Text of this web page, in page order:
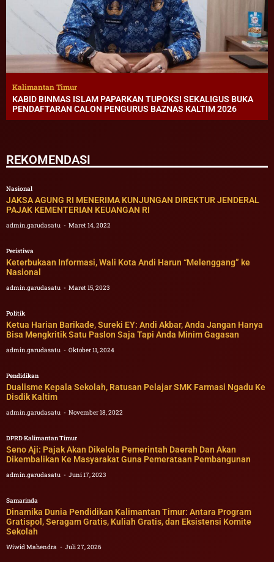
Kalimantan Timur
KABID BINMAS ISLAM PAPARKAN TUPOKSI SEKALIGUS BUKA
PENDAFTARAN CALON PENGURUS BAZNAS KALTIM 2026
REKOMENDASI
Nasional
JAKSA AGUNG RI MENERIMA KUNJUNGAN DIREKTUR JENDERAL
PAJAK KEMENTERIAN KEUANGAN RI
admin.garudasatu Maret 14, 2022
Peristiwa
Keterbukaan Informasi, Wali Kota Andi Harun “Melenggang” ke
Nasional
admin.garudasatu Maret 15, 2023
Politik
Ketua Harian Barikade, Sureki EY: Andi Akbar, Anda Jangan Hanya
Bisa Mengkritik Satu Paslon Saja Tapi Anda Minim Gagasan
admin.garudasatu Oktober 11, 2024
Pendidikan
Dualisme Kepala Sekolah, Ratusan Pelajar SMK Farmasi Ngadu Ke
Disdik Kaltim
admin.garudasatu November 18, 2022
DPRD Kalimantan Timur
Seno Aji: Pajak Akan Dikelola Pemerintah Daerah Dan Akan
Dikembalikan Ke Masyarakat Guna Pemerataan Pembangunan
admin.garudasatu Juni 17, 2023
Samarinda
Dinamika Dunia Pendidikan Kalimantan Timur: Antara Program
Gratispol, Seragam Gratis, Kuliah Gratis, dan Eksistensi Komite
Sekolah
Wiwid Mahendra Juli 27, 2026